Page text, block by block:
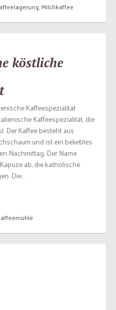
,Milchkaffee
köstliche
Kaffeespezialität
Kaffeespezialität, die
Der Kaffee besteht aus
und ist ein beliebtes
Nachmittag. Der Name
ab, die katholische
Die...